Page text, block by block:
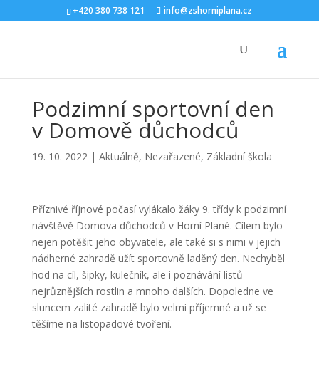
+420 380 738 121 info@zshorniplana.cz
Podzimní sportovní den
v Domově důchodců
19. 10. 2022| Aktuálně, Nezařazené, Základní škola
Příznivé říjnové počasí vylákalo žáky 9. třídy k podzimní
návštěvě Domova důchodců v Horní Plané. Cílem bylo
nejen potěšit jeho obyvatele, ale také si s nimi v jejich
nádherné zahradě užít sportovně laděný den. Nechyběl
hod na cíl, šipky, kulečník, ale i poznávání listů
nejrůznějších rostlin a mnoho dalších. Dopoledne ve
sluncem zalité zahradě bylo velmi příjemné a už se
těšíme na listopadové tvoření.